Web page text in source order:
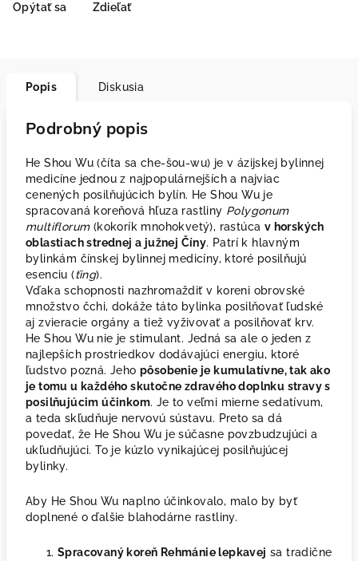
Opýtať sa Zdieľať
Popis Diskusia
Podrobný popis
He Shou Wu (číta sa che-šou-wu) je v ázijskej bylinnej
medicíne jednou z najpopulárnejších a najviac
cenených posilňujúcich bylín. He Shou Wu je
spracovaná koreňová hľuza rastliny Polygonum
multiflorum(kokorík mnohokvetý), rastúca v horských
oblastiach strednej a južnej Číny. Patrí k hlavným
bylinkám čínskej bylinnej medicíny, ktoré posilňujú
esenciu (ťing).
Vďaka schopnosti nazhromaždiť v koreni obrovské
množstvo čchi, dokáže táto bylinka posilňovať ľudské
aj zvieracie orgány a tiež vyživovať a posilňovať krv.
He Shou Wu nie je stimulant. Jedná sa ale o jeden z
najlepších prostriedkov dodávajúci energiu, ktoré
ľudstvo pozná. Jeho pôsobenie je kumulatívne, tak ako
je tomu u každého skutočne zdravého doplnku stravy s
posilňujúcim účinkom. Je to veľmi mierne sedatívum,
a teda skľudňuje nervovú sústavu. Preto sa dá
povedať, že He Shou Wu je súčasne povzbudzujúci a
ukľudňujúci. To je kúzlo vynikajúcej posilňujúcej
bylinky.
Aby He Shou Wu naplno účinkovalo, malo by byť
doplnené o ďalšie blahodárne rastliny.
Spracovaný koreň Rehmánie lepkavej sa tradične